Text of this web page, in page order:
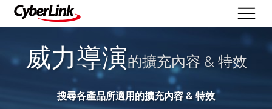
威力導演的擴充內容 & 特效
搜尋各產品所適用的擴充內容 & 特效